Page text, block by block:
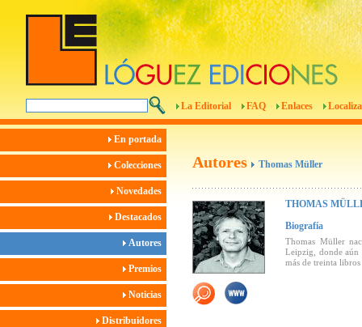
La Editorial FAQ Enlaces
En portada
Colecciones
Novedades
Destacados
Autores
Premios
Noticias
Distribuidores
Autores Thomas Müller
THOMAS
Biografía
Thomas Müller
Leipzig, donde
más de treinta